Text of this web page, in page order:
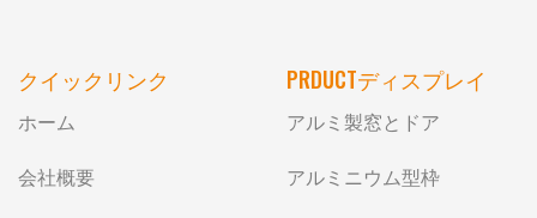
クイックリンク
ホーム
会社概要
PRDUCTディスプレイ
アルミ製窓とドア
アルミニウム型枠